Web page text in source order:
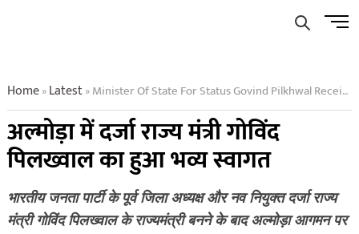
Menu
Home»Latest»Minister Of State For Status Govind Pilkhwal Received Grand Welcome In Almora
अल्मोड़ा में दर्जा राज्य मंत्री गोविंद
पिलख्वाल का हुआ भव्य स्वागत
भारतीय जनता पार्टी के पूर्व जिला अध्यक्ष और नव नियुक्त दर्जा राज्य
मंत्री गोविंद पिलख्वाल के राज्यमंत्री बनने के बाद अल्मोड़ा आगमन पर